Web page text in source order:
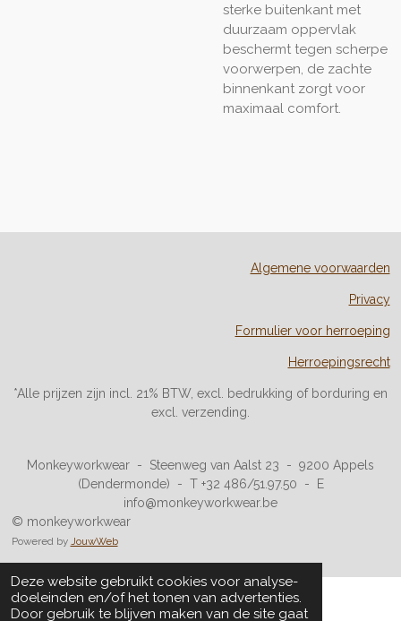
Deze website gebruikt cookies voor analyse-
doeleinden en/of het tonen van advertenties.
Door gebruik te blijven maken van de site gaat
sterke buitenkant met
duurzaam oppervlak
beschermt tegen scherpe
voorwerpen, de zachte
binnenkant zorgt voor
maximaal comfort.
Algemene voorwaarden
Privacy
Formulier voor herroeping
Herroepingsrecht
*Alle prijzen zijn incl. 21% BTW, excl. bedrukking of borduring en
excl. verzending.
Monkeyworkwear - Steenweg van Aalst 23 - 9200 Appels
(Dendermonde) - T +32 486/51.97.50 - E
info@monkeyworkwear.be
© monkeyworkwear
Powered by JouwWeb